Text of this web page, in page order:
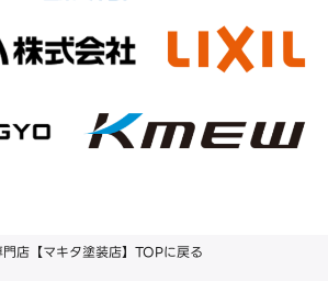
店【マキタ塗装店】TOPに戻る